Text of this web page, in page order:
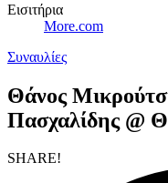
Εισιτήρια
More.com
Συναυλίες
Θάνος
Πασχαλίδης @
SHARE!